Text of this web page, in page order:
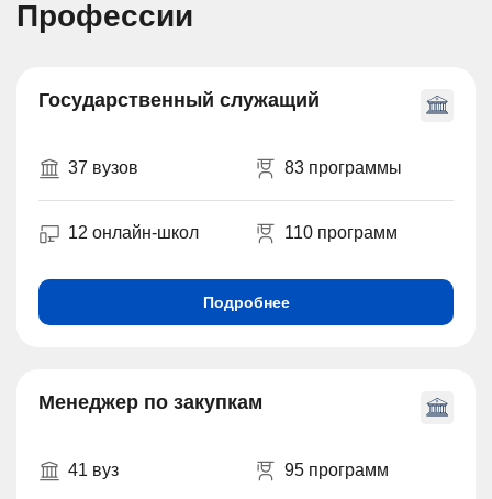
Профессии
Государственный служащий
37 вузов 83 программы
12 онлайн-школ 110 программ
Подробнее
Менеджер по закупкам
41 вуз 95 программ